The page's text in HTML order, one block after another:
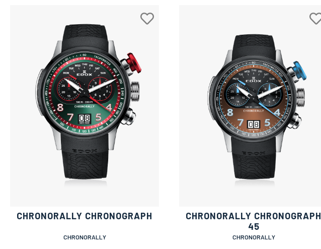
CHRONORALLY CHRONOGRAPH
CHRONORALLY
CHRONORALLY CHRONOGRAPH
45
CHRONORALLY